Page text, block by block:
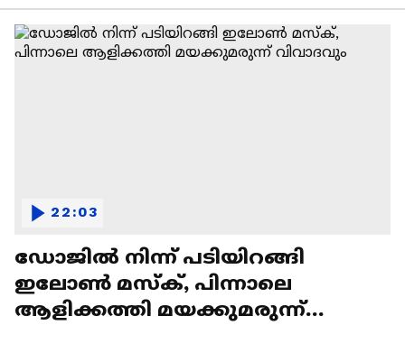
ഡോജിൽ നിന്ന് പടിയിറങ്ങി
ഇലോൺ മസ്ക്, പിന്നാലെ
ആളിക്കത്തി മയക്കുമരുന്ന്
22:03